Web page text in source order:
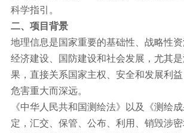
科学指引。
二、项目背景
地理信息是国家重要的基础性、战略性
经济建设、国防建设和社会发展，尤其
果，直接关系国家主权、安全和发展利
危害重大而深远。
《中华人民共和国测绘法》以及《测绘
定，汇交、保管、公布、利用、销毁涉